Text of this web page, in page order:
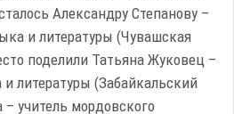
Александру Степанову –
и литературы (Чувашская
поделили Татьяна Жуковец –
и литературы (Забайкальский
учитель мордовского